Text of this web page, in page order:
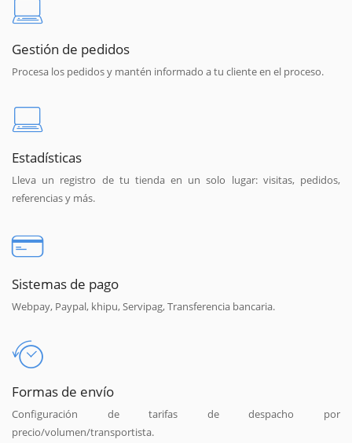
Gestión de pedidos
Procesa los pedidos y mantén informado a tu cliente en el proceso.
Estadísticas
Lleva un registro de tu tienda en un solo lugar: visitas, pedidos,
referencias y más.
Sistemas de pago
Webpay, Paypal, khipu, Servipag, Transferencia bancaria.
Formas de envío
Configuración de tarifas de despacho por
precio/volumen/transportista.